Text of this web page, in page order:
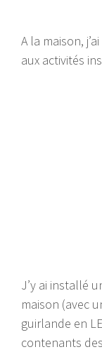
A la maison,
aux activités
J’y ai installé
maison (avec
guirlande en
contenants